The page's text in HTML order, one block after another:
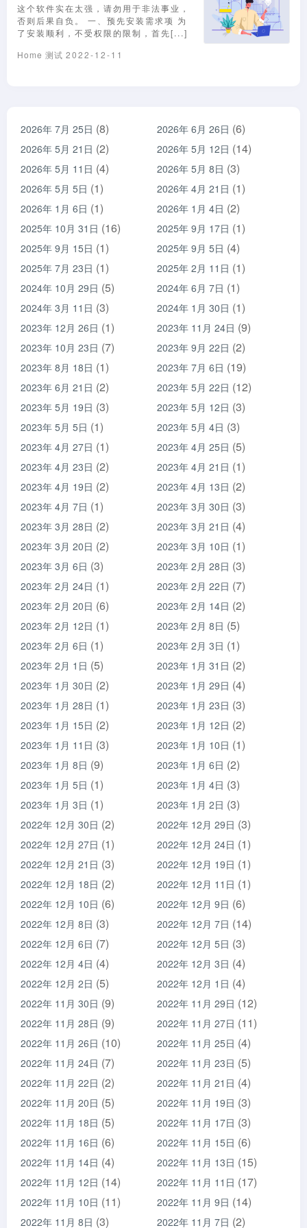
这个软件实在太强，请勿用于非法事业，
否则后果自负。 一、预先安装需求项 为
了安装顺利，不受权限的限制，首先[...]
Home 测试 2022-12-11
2026年 7月 25日 (8) 2026年 6月 26日 (6)
2026年 5月 21日 (2) 2026年 5月 12日 (14)
2026年 5月 11日 (4) 2026年 5月 8日 (3)
2026年 5月 5日 (1) 2026年 4月 21日 (1)
2026年 1月 6日 (1) 2026年 1月 4日 (2)
2025年 10月 31日 (16) 2025年 9月 17日 (1)
2025年 9月 15日 (1) 2025年 9月 5日 (4)
2025年 7月 23日 (1) 2025年 2月 11日 (1)
2024年 10月 29日 (5) 2024年 6月 7日 (1)
2024年 3月 11日 (3) 2024年 1月 30日 (1)
2023年 12月 26日 (1) 2023年 11月 24日 (9)
2023年 10月 23日 (7) 2023年 9月 22日 (2)
2023年 8月 18日 (1) 2023年 7月 6日 (19)
2023年 6月 21日 (2) 2023年 5月 22日 (12)
2023年 5月 19日 (3) 2023年 5月 12日 (3)
2023年 5月 5日 (1) 2023年 5月 4日 (3)
2023年 4月 27日 (1) 2023年 4月 25日 (5)
2023年 4月 23日 (2) 2023年 4月 21日 (1)
2023年 4月 19日 (2) 2023年 4月 13日 (2)
2023年 4月 7日 (1) 2023年 3月 30日 (3)
2023年 3月 28日 (2) 2023年 3月 21日 (4)
2023年 3月 20日 (2) 2023年 3月 10日 (1)
2023年 3月 6日 (3) 2023年 2月 28日 (3)
2023年 2月 24日 (1) 2023年 2月 22日 (7)
2023年 2月 20日 (6) 2023年 2月 14日 (2)
2023年 2月 12日 (1) 2023年 2月 8日 (5)
2023年 2月 6日 (1) 2023年 2月 3日 (1)
2023年 2月 1日 (5) 2023年 1月 31日 (2)
2023年 1月 30日 (2) 2023年 1月 29日 (4)
2023年 1月 28日 (1) 2023年 1月 23日 (3)
2023年 1月 15日 (2) 2023年 1月 12日 (2)
2023年 1月 11日 (3) 2023年 1月 10日 (1)
2023年 1月 8日 (9) 2023年 1月 6日 (2)
2023年 1月 5日 (1) 2023年 1月 4日 (3)
2023年 1月 3日 (1) 2023年 1月 2日 (3)
2022年 12月 30日 (2) 2022年 12月 29日 (3)
2022年 12月 27日 (1) 2022年 12月 24日 (1)
2022年 12月 21日 (3) 2022年 12月 19日 (1)
2022年 12月 18日 (2) 2022年 12月 11日 (1)
2022年 12月 10日 (6) 2022年 12月 9日 (6)
2022年 12月 8日 (3) 2022年 12月 7日 (14)
2022年 12月 6日 (7) 2022年 12月 5日 (3)
2022年 12月 4日 (4) 2022年 12月 3日 (4)
2022年 12月 2日 (5) 2022年 12月 1日 (4)
2022年 11月 30日 (9) 2022年 11月 29日 (12)
2022年 11月 28日 (9) 2022年 11月 27日 (11)
2022年 11月 26日 (10) 2022年 11月 25日 (4)
2022年 11月 24日 (7) 2022年 11月 23日 (5)
2022年 11月 22日 (2) 2022年 11月 21日 (4)
2022年 11月 20日 (5) 2022年 11月 19日 (3)
2022年 11月 18日 (5) 2022年 11月 17日 (3)
2022年 11月 16日 (6) 2022年 11月 15日 (6)
2022年 11月 14日 (4) 2022年 11月 13日 (15)
2022年 11月 12日 (14) 2022年 11月 11日 (17)
2022年 11月 10日 (11) 2022年 11月 9日 (14)
2022年 11月 8日 (3) 2022年 11月 7日 (2)